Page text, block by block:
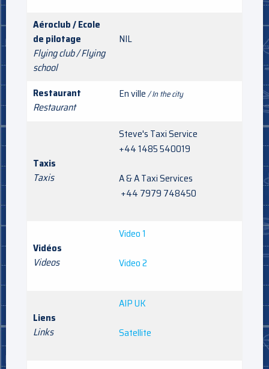
Aéroclub / Ecole
de pilotage
Flying club / Flying
school
NIL
Restaurant
Restaurant
En ville/ In the city
Taxis
Taxis
Steve's Taxi Service
+44 1485 540019
A & A Taxi Services
+44 7979 748450
Vidéos
Videos
Video 1
Video 2
Liens
Links
AIP UK
Satellite